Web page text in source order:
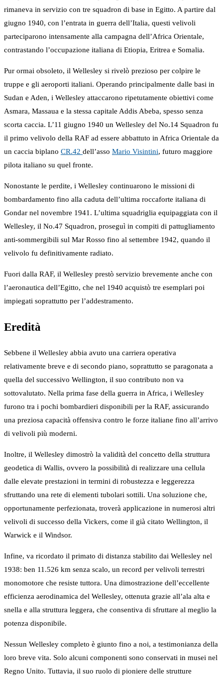
rimaneva in servizio con tre squadron di base in Egitto. A partire dal
giugno 1940, con l’entrata in guerra dell’Italia, questi velivoli
parteciparono intensamente alla campagna dell’Africa Orientale,
contrastando l’occupazione italiana di Etiopia, Eritrea e Somalia.
Pur ormai obsoleto, il Wellesley si rivelò prezioso per colpire le
truppe e gli aeroporti italiani. Operando principalmente dalle basi in
Sudan e Aden, i Wellesley attaccarono ripetutamente obiettivi come
Asmara, Massaua e la stessa capitale Addis Abeba, spesso senza
scorta caccia. L’11 giugno 1940 un Wellesley del No.14 Squadron fu
il primo velivolo della RAF ad essere abbattuto in Africa Orientale da
un caccia biplano CR.42 dell’asso Mario Visintini, futuro maggiore
pilota italiano su quel fronte.
Nonostante le perdite, i Wellesley continuarono le missioni di
bombardamento fino alla caduta dell’ultima roccaforte italiana di
Gondar nel novembre 1941. L’ultima squadriglia equipaggiata con il
Wellesley, il No.47 Squadron, proseguì in compiti di pattugliamento
anti-sommergibili sul Mar Rosso fino al settembre 1942, quando il
velivolo fu definitivamente radiato.
Fuori dalla RAF, il Wellesley prestò servizio brevemente anche con
l’aeronautica dell’Egitto, che nel 1940 acquistò tre esemplari poi
impiegati soprattutto per l’addestramento.
Eredità
Sebbene il Wellesley abbia avuto una carriera operativa
relativamente breve e di secondo piano, soprattutto se paragonata a
quella del successivo Wellington, il suo contributo non va
sottovalutato. Nella prima fase della guerra in Africa, i Wellesley
furono tra i pochi bombardieri disponibili per la RAF, assicurando
una preziosa capacità offensiva contro le forze italiane fino all’arrivo
di velivoli più moderni.
Inoltre, il Wellesley dimostrò la validità del concetto della struttura
geodetica di Wallis, ovvero la possibilità di realizzare una cellula
dalle elevate prestazioni in termini di robustezza e leggerezza
sfruttando una rete di elementi tubolari sottili. Una soluzione che,
opportunamente perfezionata, troverà applicazione in numerosi altri
velivoli di successo della Vickers, come il già citato Wellington, il
Warwick e il Windsor.
Infine, va ricordato il primato di distanza stabilito dai Wellesley nel
1938: ben 11.526 km senza scalo, un record per velivoli terrestri
monomotore che resiste tuttora. Una dimostrazione dell’eccellente
efficienza aerodinamica del Wellesley, ottenuta grazie all’ala alta e
snella e alla struttura leggera, che consentiva di sfruttare al meglio la
potenza disponibile.
Nessun Wellesley completo è giunto fino a noi, a testimonianza della
loro breve vita. Solo alcuni componenti sono conservati in musei nel
Regno Unito. Tuttavia, il suo ruolo di pioniere delle strutture